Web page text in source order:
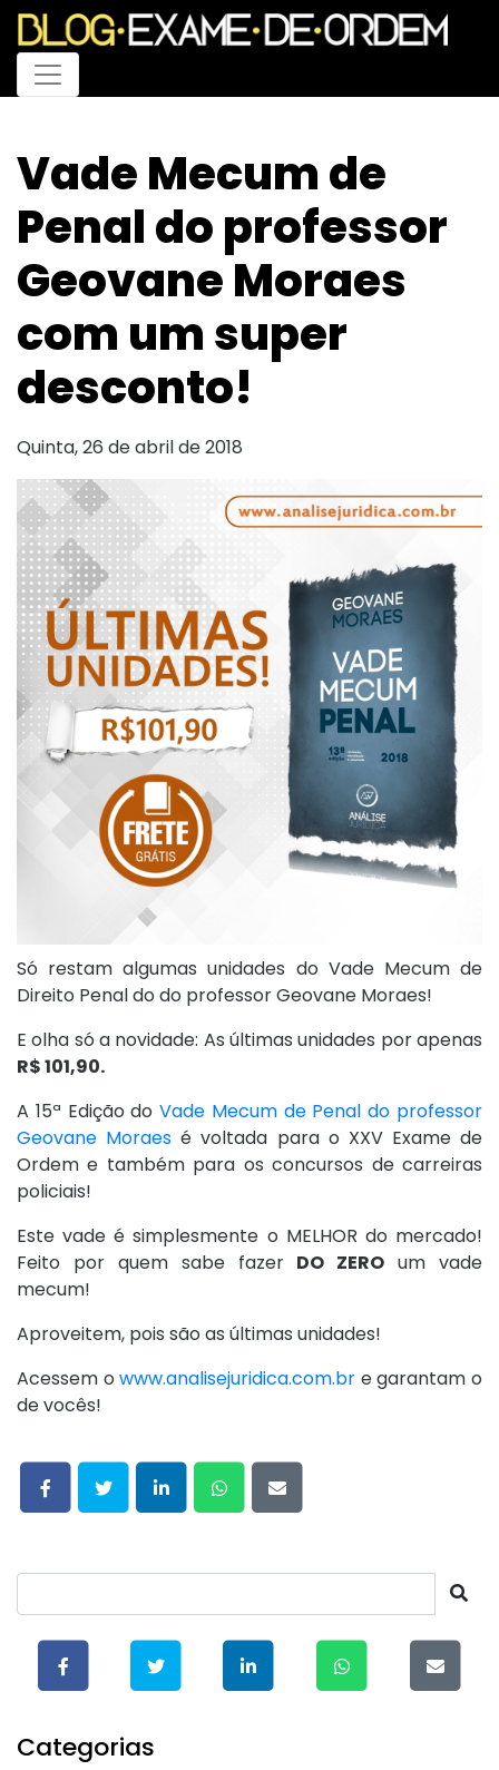
Menu
Vade Mecum de
Penal do professor
Geovane Moraes
com um super
desconto!
Quinta, 26 de abril de 2018
Só restam algumas unidades do Vade Mecum de
Direito Penal do do professor Geovane Moraes!
E olha só a novidade: As últimas unidades por apenas
R$ 101,90.
A 15ª Edição doVade Mecum de Penal do professor
Geovane Moraes é voltada para o XXV Exame de
Ordem e também para os concursos de carreiras
policiais!
Este vade é simplesmente o MELHOR do mercado!
Feito por quem sabe fazer DO ZERO um vade
mecum!
Aproveitem, pois são as últimas unidades!
Acessem owww.analisejuridica.com.br e garantam o
de vocês!
Categorias